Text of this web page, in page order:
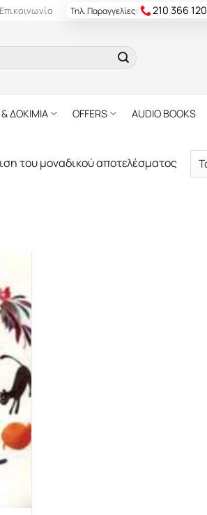
Επικοινωνία Τηλ. Παραγγελίες: 210 366
ΔΟΚΙΜΙΑ OFFERS AUDIO BOOKS
του μοναδικού αποτελέσματος